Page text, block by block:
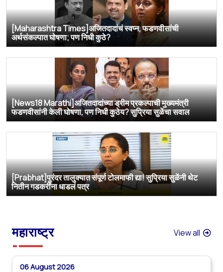
[Maharashtra Times]अजितदादांचं स्वप्न, फडणवीसांची
अर्थसंकल्पात घोषणा; पण निधी कुठे?
[News18 Marathi]अजितदादांच्या ड्रीम प्रकल्पाची मुख्यमंत्री
फडणवीसांनी केली घोषणा, पण निधी कुठेय? सुप्रिया सुळेंचा सवाल
[Prabhat]पुरंदर तालुक्यात संपूर्ण टोलमाफी द्या! सुप्रिया सुळेंनी थेट
नितीन गडकरींना धाडलं पत्र
महाराष्ट्र View all
06 August 2026